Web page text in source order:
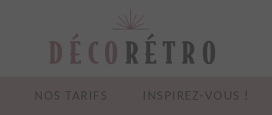
NOS TARIFS INSPIREZ-VOUS !